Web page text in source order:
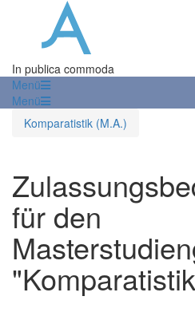
In publica commoda
Menü
Menü
Komparatistik (M.A.)
für den